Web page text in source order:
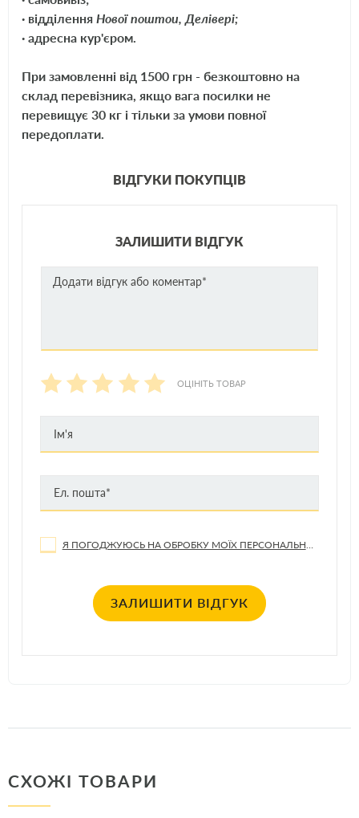
· відділення Нової поштои, Делівері;
· адресна кур'єром.
При замовленні від 1500 грн - безкоштовно на
склад перевізника, якщо вага посилки не
перевищує 30 кг і тільки за умови повної
передоплати.
ВІДГУКИ ПОКУПЦІВ
ЗАЛИШИТИ ВІДГУК
ОЦІНІТЬ ТОВАР
ЗАЛИШИТИ ВІДГУК
СХОЖІ ТОВАРИ